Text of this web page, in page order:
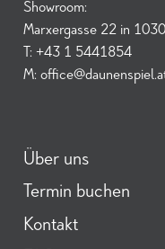
Showroom:
Marxergasse 22 in
T: +43 1 5441854
M:
Über uns
Termin buchen
Kontakt